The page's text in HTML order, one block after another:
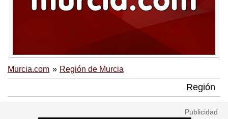
Murcia.com Región de Murcia
Región